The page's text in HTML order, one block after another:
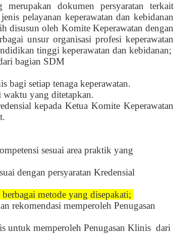
merupakan dokumen persyaratan terkait
pelayanan keperawatan dan kebidanan
disusun oleh Komite Keperawatan dengan
unsur organisasi profesi keperawatan
tinggi keperawatan dan kebidanan;
bagian SDM
bagi setiap tenaga keperawatan.
waktu yang ditetapkan.
kepada Ketua Komite Keperawatan
sesuai area praktik yang
dengan persyaratan Kredensial
metode yang disepakati;
rekomendasi memperoleh Penugasan
untuk memperoleh Penugasan Klinis dari